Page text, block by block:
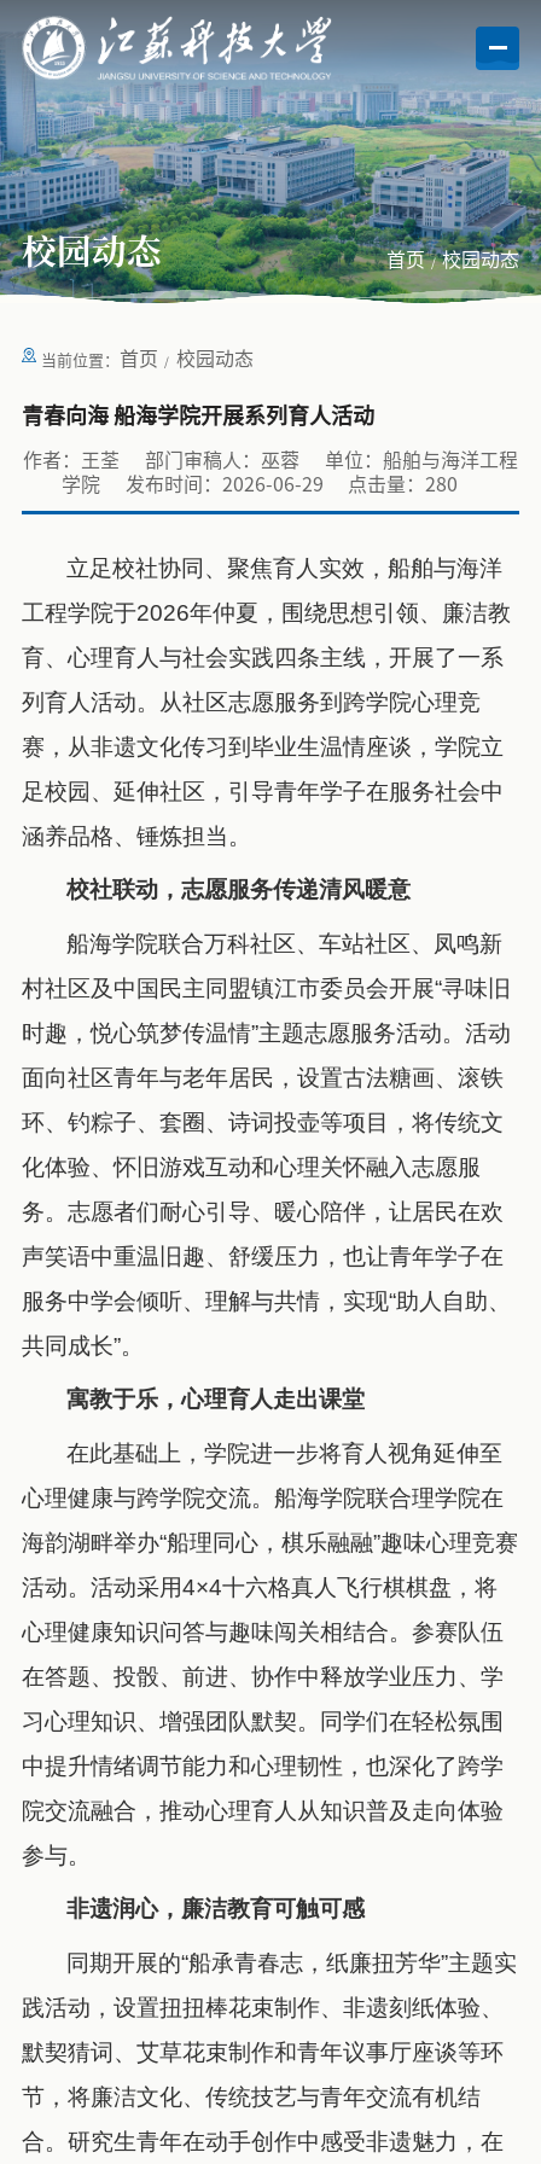
校园动态 首页 校园动态
当前位置： 首页 校园动态
青春向海 船海学院开展系列育人活动
作者：王荃 部门审稿人：巫蓉
单位：船舶与海洋工程
学院
发布时间：2026-06-29 点击量： 280
立足校社协同、聚焦育人实效，船舶与海洋
工程学院于2026年仲夏，围绕思想引领、廉洁教
育、心理育人与社会实践四条主线，开展了一系
列育人活动。从社区志愿服务到跨学院心理竞
赛，从非遗文化传习到毕业生温情座谈，学院立
足校园、延伸社区，引导青年学子在服务社会中
涵养品格、锤炼担当。
校社联动，志愿服务传递清风暖意
船海学院联合万科社区、车站社区、凤鸣新
村社区及中国民主同盟镇江市委员会开展“寻味旧
时趣，悦心筑梦传温情”主题志愿服务活动。活动
面向社区青年与老年居民，设置古法糖画、滚铁
环、钓粽子、套圈、诗词投壶等项目，将传统文
化体验、怀旧游戏互动和心理关怀融入志愿服
务。志愿者们耐心引导、暖心陪伴，让居民在欢
声笑语中重温旧趣、舒缓压力，也让青年学子在
服务中学会倾听、理解与共情，实现“助人自助、
共同成长”。
寓教于乐，心理育人走出课堂
在此基础上，学院进一步将育人视角延伸至
心理健康与跨学院交流。船海学院联合理学院在
海韵湖畔举办“船理同心，棋乐融融”趣味心理竞赛
活动。活动采用4×4十六格真人飞行棋棋盘，将
心理健康知识问答与趣味闯关相结合。参赛队伍
在答题、投骰、前进、协作中释放学业压力、学
习心理知识、增强团队默契。同学们在轻松氛围
中提升情绪调节能力和心理韧性，也深化了跨学
院交流融合，推动心理育人从知识普及走向体验
参与。
非遗润心，廉洁教育可触可感
同期开展的“船承青春志，纸廉扭芳华”主题实
践活动，设置扭扭棒花束制作、非遗刻纸体验、
默契猜词、艾草花束制作和青年议事厅座谈等环
节，将廉洁文化、传统技艺与青年交流有机结
合。研究生青年在动手创作中感受非遗魅力，在